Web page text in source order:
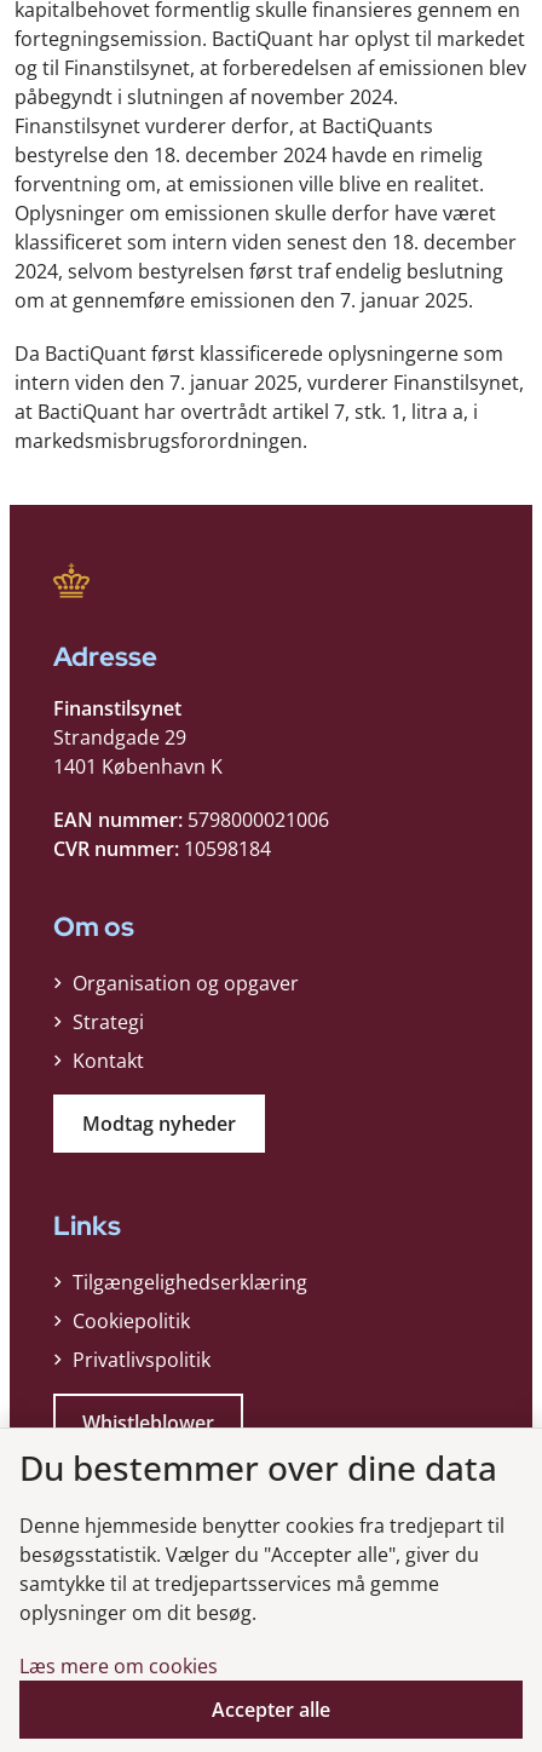
kapitalbehovet formentlig skulle finansieres gennem en
fortegningsemission. BactiQuant har oplyst til markedet
og til Finanstilsynet, at forberedelsen af emissionen blev
påbegyndt i slutningen af november 2024.
Finanstilsynet vurderer derfor, at BactiQuants
bestyrelse den 18. december 2024 havde en rimelig
forventning om, at emissionen ville blive en realitet.
Oplysninger om emissionen skulle derfor have været
klassificeret som intern viden senest den 18. december
2024, selvom bestyrelsen først traf endelig beslutning
om at gennemføre emissionen den 7. januar 2025.
Da BactiQuant først klassificerede oplysningerne som
intern viden den 7. januar 2025, vurderer Finanstilsynet,
at BactiQuant har overtrådt artikel 7, stk. 1, litra a, i
markedsmisbrugsforordningen.
Adresse
Finanstilsynet
Strandgade 29
1401 København K
EAN nummer: 5798000021006
CVR nummer: 10598184
Om os
Organisation og opgaver
Strategi
Kontakt
Modtag nyheder
Links
Tilgængelighedserklæring
Cookiepolitik
Privatlivspolitik
Whistleblower
Genveje
Gå til virksomhedsregisteret
Gå til selskabsmeddelelser
Du bestemmer over dine data
Denne hjemmeside benytter cookies fra tredjepart til
besøgsstatistik. Vælger du "Accepter alle", giver du
samtykke til at tredjepartsservices må gemme
oplysninger om dit besøg.
Læs mere om cookies
Accepter alle